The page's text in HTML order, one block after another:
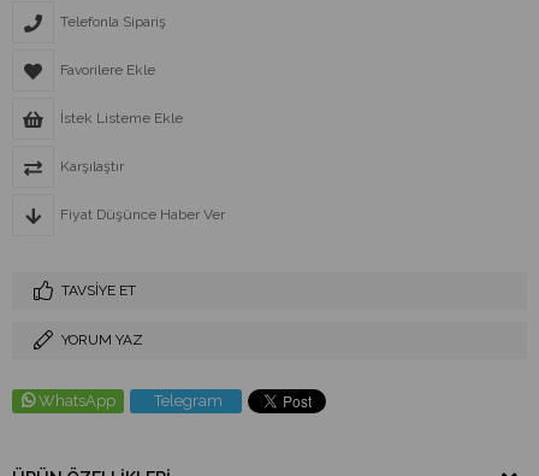
Telefonla Sipariş
Favorilere Ekle
İstek Listeme Ekle
Karşılaştır
Fiyat Düşünce Haber Ver
TAVSIYE ET
YORUM YAZ
WhatsApp Telegram